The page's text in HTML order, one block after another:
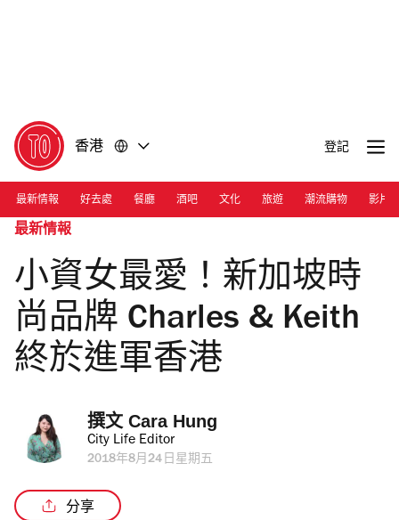
香港 登記
最新情報 好去處 餐廳 酒吧 文化 旅遊 潮流購物 影片
最新情報
小資女最愛！新加坡時
尚品牌 Charles & Keith
終於進軍香港
撰文 Cara Hung
City Life Editor
2018年8月24日星期五
分享